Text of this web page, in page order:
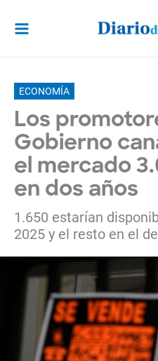
contenido
ECONOMÍA
Los
Gobierno
el mercado
en dos años
1.650 estarían
2025 y el resto en el